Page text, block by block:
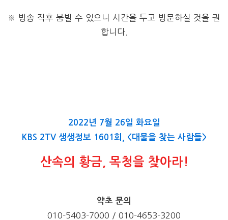
※ 방송 직후 붐빌 수 있으니 시간을 두고 방문하실 것을 권
합니다.
2022년 7월 26일 화요일
KBS 2TV 생생정보 1601회, <대물을 찾는 사람들>
산속의 황금, 목청을 찾아라!
약초 문의
010-5403-7000 / 010-4653-3200